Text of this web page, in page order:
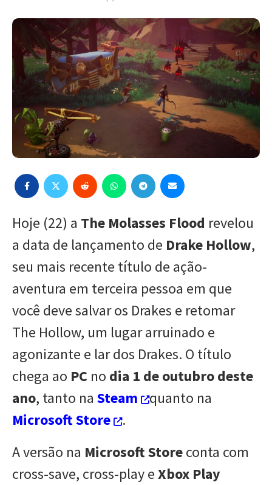
Hoje (22) a The Molasses Flood revelou
a data de lançamento de Drake Hollow,
seu mais recente título de ação-
aventura em terceira pessoa em que
você deve salvar os Drakes e retomar
The Hollow, um lugar arruinado e
agonizante e lar dos Drakes. O título
chega ao PC no dia 1 de outubro deste
ano, tanto na Steam
quanto na
Microsoft Store
.
A versão na Microsoft Storeconta com
cross-save, cross-play eXbox Play